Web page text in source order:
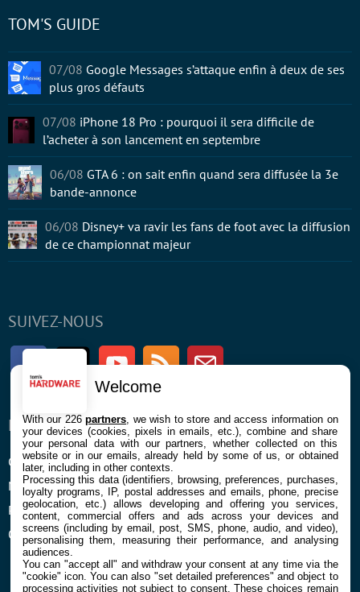
SUIVEZ-NOUS
FacebookTwitter Youtube RSS Newsletter
ENTREPRISE
Confidentialité et Cookies
Mentions légales et CGU
Préférences Cookies
Qui sommes nous
À PROPOS
Contact
TOM'S GUIDE
07/08 Google Messages s’attaque enfin à deux de ses
plus gros défauts
07/08 iPhone 18 Pro : pourquoi il sera difficile de
l’acheter à son lancement en septembre
06/08 GTA 6 : on sait enfin quand sera diffusée la 3e
bande-annonce
06/08 Disney+ va ravir les fans de foot avec la diffusion
de ce championnat majeur
Welcome
With our 226partners , we wish to store and access information on
your devices (cookies, pixels in emails, etc.), combine and share
your personal data with our partners, whether collected on this
website or in our emails, already held by some of us, or obtained
later, including in other contexts.
Processing this data (identifiers, browsing, preferences, purchases,
loyalty programs, IP, postal addresses and emails, phone, precise
geolocation, etc.) allows developing and offering you services,
content, commercial offers and ads across your devices and
screens (including by email, post, SMS, phone, audio, and video),
personalising them, measuring their performance, and analysing
audiences.
You can "accept all" and withdraw your consent at any time via the
"cookie" icon. You can also "set detailed preferences" and object to
processing activities not subject to consent. These choices remain